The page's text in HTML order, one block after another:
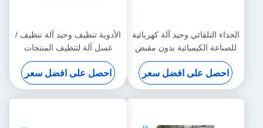
الحذاء التلقائي وحيد آلة كهربائية
للصناعة الكيميائية بدون مقبض
احصل على افضل سعر
الأدوية تنظيف وحيد آلة تنظيف /
غسل آلة لتنظيف المنتجات
الصناعية
احصل على افضل سعر